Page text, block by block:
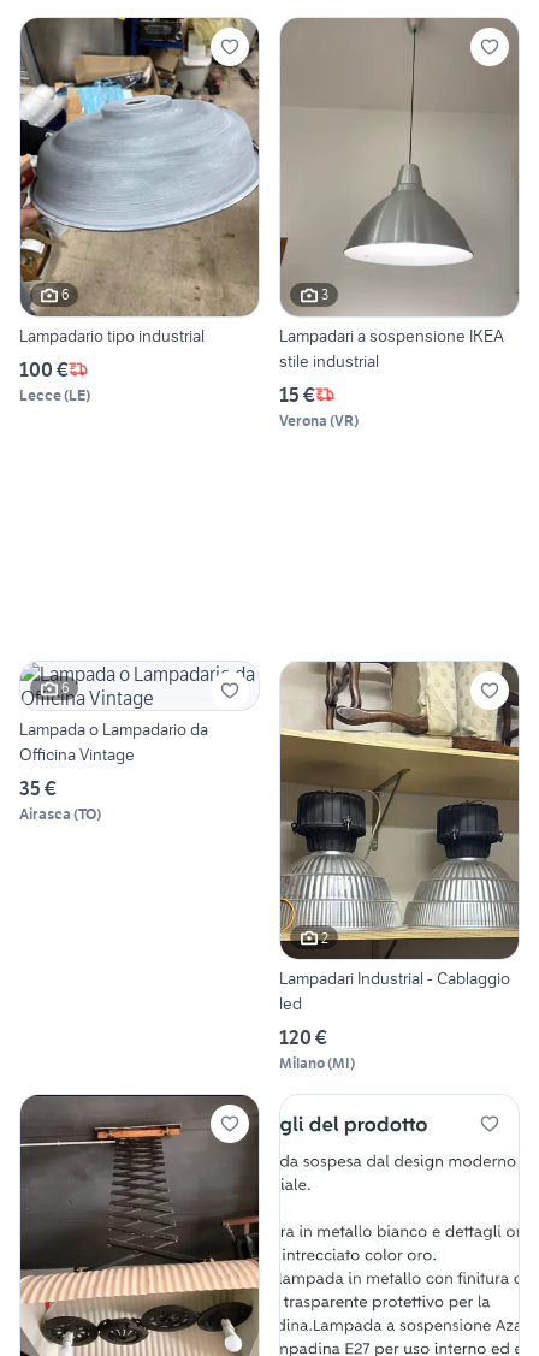
6
Lampadario tipo industrial
100 €
Lecce(LE)
3
Lampadari a sospensione IKEA
stile industrial
15 €
Verona (VR)
6
Lampada o Lampadario da
Officina Vintage
35 €
Airasca (TO)
2
Lampadari Industrial - Cablaggio
led
120 €
Milano(MI)